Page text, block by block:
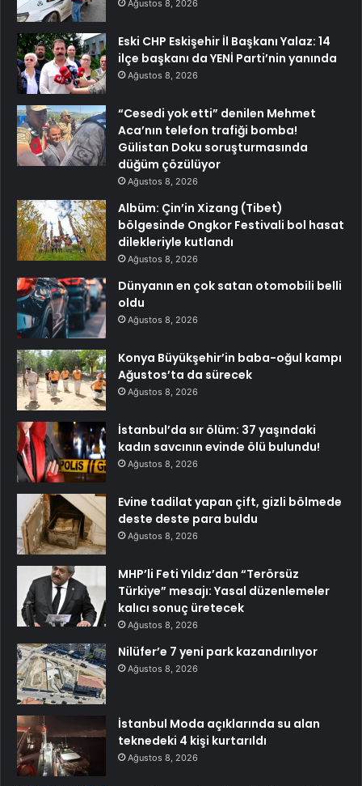
Ağustos 8, 2026
Eski CHP Eskişehir İl Başkanı Yalaz: 14
ilçe başkanı da YENİ Parti’nin yanında
Ağustos 8, 2026
“Cesedi yok etti” denilen Mehmet
Aca’nın telefon trafiği bomba!
Gülistan Doku soruşturmasında
düğüm çözülüyor
Ağustos 8, 2026
Albüm: Çin’in Xizang (Tibet)
bölgesinde Ongkor Festivali bol hasat
dilekleriyle kutlandı
Ağustos 8, 2026
Dünyanın en çok satan otomobili belli
oldu
Ağustos 8, 2026
Konya Büyükşehir’in baba-oğul kampı
Ağustos’ta da sürecek
Ağustos 8, 2026
İstanbul’da sır ölüm: 37 yaşındaki
kadın savcının evinde ölü bulundu!
Ağustos 8, 2026
Evine tadilat yapan çift, gizli bölmede
deste deste para buldu
Ağustos 8, 2026
MHP’li Feti Yıldız’dan “Terörsüz
Türkiye” mesajı: Yasal düzenlemeler
kalıcı sonuç üretecek
Ağustos 8, 2026
Nilüfer’e 7 yeni park kazandırılıyor
Ağustos 8, 2026
İstanbul Moda açıklarında su alan
teknedeki 4 kişi kurtarıldı
Ağustos 8, 2026